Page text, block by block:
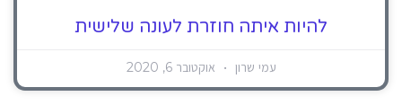
להיות איתה חוזרת לעונה שלישית
עמי שרון אוקטובר 6, 2020